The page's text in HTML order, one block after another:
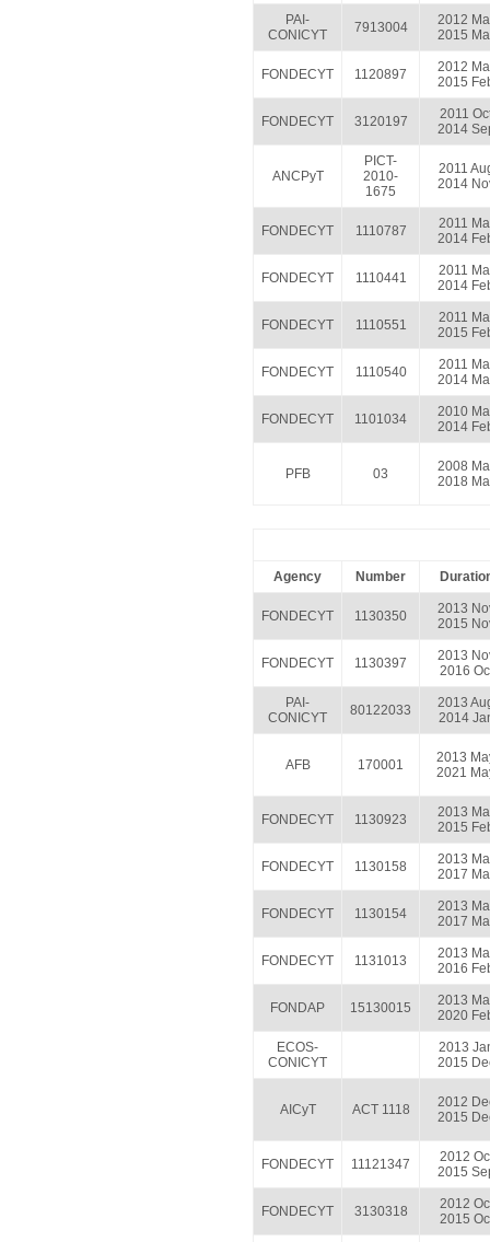
PAI-
CONICYT
7913004
2012
2015
FONDECYT 1120897
2012
2015
FONDECYT 3120197
2011
2014
ANCPyT
PICT-
2010-
1675
2011
2014
FONDECYT 1110787
2011
2014
FONDECYT 1110441
2011
2014
FONDECYT 1110551
2011
2015
FONDECYT 1110540
2011
2014
FONDECYT 1101034
2010
2014
PFB 03
2008
2018
Agency Number
FONDECYT 1130350
2013
2015
FONDECYT 1130397
2013
2016
PAI-
CONICYT
80122033
2013
2014
AFB 170001
2013
2021
FONDECYT 1130923
2013
2015
FONDECYT 1130158
2013
2017
FONDECYT 1130154
2013
2017
FONDECYT 1131013
2013
2016
FONDAP 15130015
2013
2020
ECOS-
CONICYT
2013
2015
AICyT ACT 1118
2012
2015
FONDECYT 11121347
2012
2015
FONDECYT 3130318
2012
2015